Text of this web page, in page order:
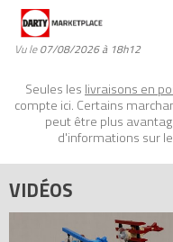
Vu le07/08/2026 à 18h12
Seules les livraisons en
compte ici. Certains
peut être plus
d'informations sur
VIDÉOS